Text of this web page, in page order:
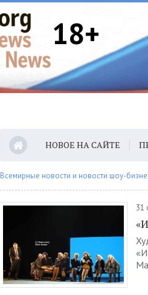
18+
НОВОЕ НА САЙТЕ
Всемирные новости и новости шоу-
31